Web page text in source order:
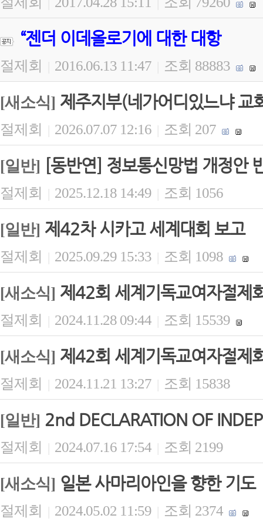
“젠더 이데올로기에 대한 대항
절제회 2016.06.13 11:47 조회 88883
[새소식] 제주지부(네가어디있느냐 교
절제회 | 2026.07.07 12:16 | 조회 207
[일반] [동반연] 정보통신망법 개정안
절제회 | 2025.12.18 14:49 | 조회 1056
[일반] 제42차 시카고 세계대회 보고
절제회 | 2025.09.29 15:33 | 조회 1098
[새소식] 제42회 세계기독교여자절제
절제회 | 2024.11.28 09:44 | 조회 15539
[새소식] 제42회 세계기독교여자절제
절제회 | 2024.11.21 13:27 | 조회 15838
[일반] 2nd DECLARATION OF
절제회 | 2024.07.16 17:54 | 조회 2199
[새소식] 일본 사마리아인을 향한 기도
절제회 | 2024.05.02 11:59 | 조회 2374